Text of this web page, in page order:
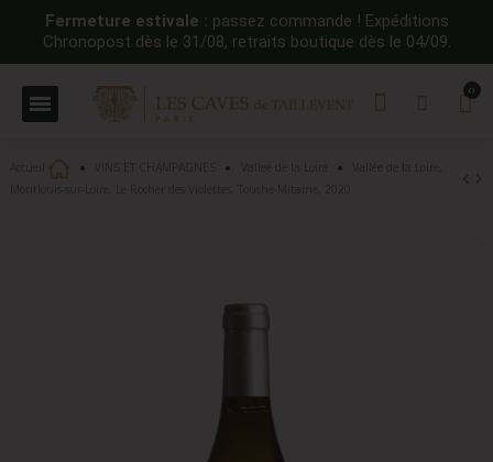
Fermeture estivale : passez commande ! Expéditions
Chronopost dès le 31/08, retraits boutique dès le 04/09.